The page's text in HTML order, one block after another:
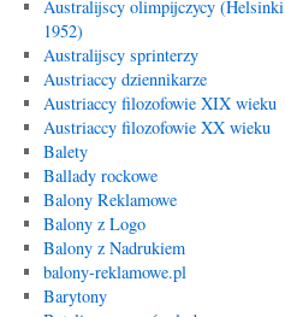
Australijscy olimpijczycy (Helsinki
1952)
Australijscy sprinterzy
Austriaccy dziennikarze
Austriaccy filozofowie XIX wieku
Austriaccy filozofowie XX wieku
Balety
Ballady rockowe
Balony Reklamowe
Balony z Logo
Balony z Nadrukiem
balony-reklamowe.pl
Barytony